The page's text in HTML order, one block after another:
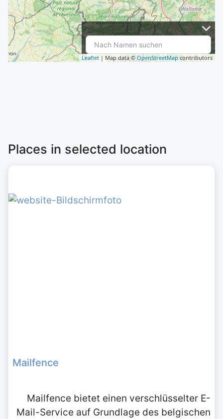
Leaflet | Map data ©OpenStreetMap contributors
Places in selected location
Mailfence
Mailfence bietet einen verschlüsselter E-
Mail-Service auf Grundlage des belgischen